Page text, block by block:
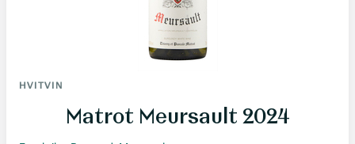
HVITVIN
Matrot Meursault 2024